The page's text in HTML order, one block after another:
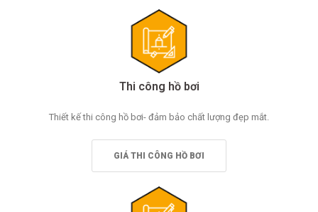
Thi công hồ bơi
Thiết kế thi công hồ bơi- đảm bảo chất lượng đẹp mắt.
GIÁ THI CÔNG HỒ BƠI